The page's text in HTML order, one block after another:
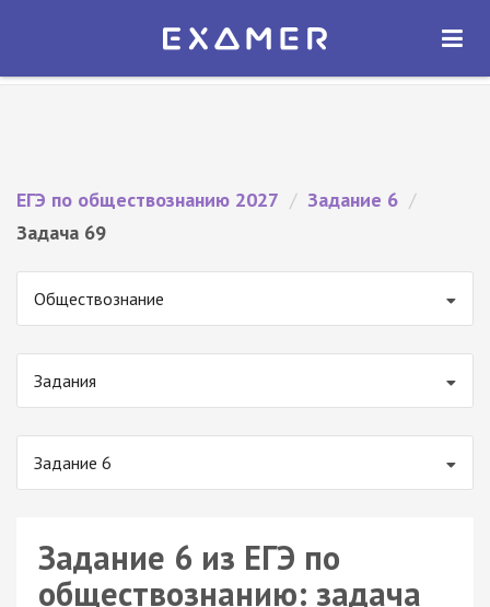
Экзамер — ЕГЭ 2027
ОТКРЫТЬ
ЕГЭ по обществознанию 2027 / Задание 6 /
Задача 69
Обществознание
Задания
Задание 6
Задание 6 из ЕГЭ по
обществознанию: задача